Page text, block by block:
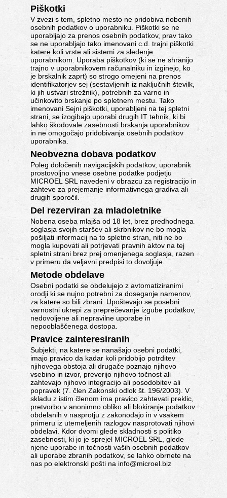
Piškotki
V zvezi s tem, spletno mesto ne pridobiva nobenih
osebnih podatkov o uporabniku. Piškotki se ne
uporabljajo za prenos osebnih podatkov, prav tako
se ne uporabljajo tako imenovani c.d. trajni piškotki
katere koli vrste ali sistemi za sledenje
uporabnikom. Uporaba piškotkov (ki se ne shranijo
trajno v uporabnikovem računalniku in izginejo, ko
je brskalnik zaprt) so strogo omejeni na prenos
identifikatorjev sej (sestavljenih iz naključnih številk,
ki jih ustvari strežnik), potrebnih za varno in
učinkovito brskanje po spletnem mestu. Tako
imenovani Sejni piškotki, uporabljeni na tej spletni
strani, se izogibajo uporabi drugih IT tehnik, ki bi
lahko škodovale zasebnosti brskanja uporabnikov
in ne omogočajo pridobivanja osebnih podatkov
uporabnika.
Neobvezna dobava podatkov
Poleg določenih navigacijskih podatkov, uporabnik
prostovoljno vnese osebne podatke podjetju
MICROEL SRL navedeni v obrazcu za registracijo in
zahteve za prejemanje informativnega gradiva ali
drugih sporočil.
Del rezerviran za mladoletnike
Nobena oseba mlajša od 18 let, brez predhodnega
soglasja svojih staršev ali skrbnikov ne bo mogla
pošiljati informacij na to spletno stran, niti ne bo
mogla kupovati ali potrjevati pravnih aktov na tej
spletni strani brez prej omenjenega soglasja, razen
v primeru da veljavni predpisi to dovoljuje.
Metode obdelave
Osebni podatki se obdelujejo z avtomatiziranimi
orodji ki se nujno potrebni za doseganje namenov,
za katere so bili zbrani. Upoštevajo se posebni
varnostni ukrepi za preprečevanje izgube podatkov,
nedovoljene ali nepravilne uporabe in
nepooblaščenega dostopa.
Pravice zainteresiranih
Subjekti, na katere se nanašajo osebni podatki,
imajo pravico da kadar koli pridobijo potrditev
njihovega obstoja ali drugače poznajo njihovo
vsebino in izvor, preverijo njihovo točnost ali
zahtevajo njihovo integracijo ali posodobitev ali
popravek (7. člen Zakonski odlok št. 196/2003). V
skladu z istim členom ima pravico zahtevati preklic,
pretvorbo v anonimno obliko ali blokiranje podatkov
obdelanih v nasprotju z zakonodajo in v vsakem
primeru iz utemeljenih razlogov nasprotovati njihovi
obdelavi. Kdor dvomi glede skladnosti s politiko
zasebnosti, ki jo je sprejel MICROEL SRL, glede
njene uporabe in točnosti vaših osebnih podatkov
ali uporabe zbranih podatkov, se lahko obrnete na
nas po elektronski pošti na info@microel.biz